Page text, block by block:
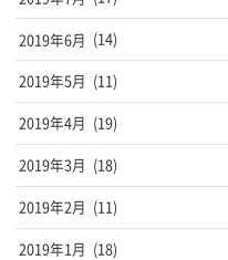
2019年6月 (14)
2019年5月 (11)
2019年4月 (19)
2019年3月 (18)
2019年2月 (11)
2019年1月 (18)